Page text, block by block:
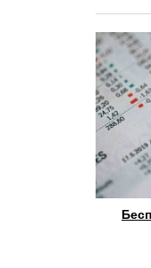
Бесплатный анализ